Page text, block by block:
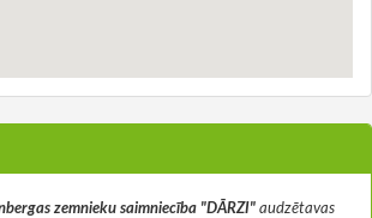
zemnieku saimniecība "DĀRZI" audzētavas